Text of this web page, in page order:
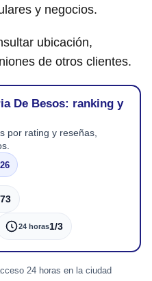
y negocios.
ubicación,
de otros clientes.
De Besos: ranking y
por rating y reseñas,
24 horas1/3
24 horas en la ciudad